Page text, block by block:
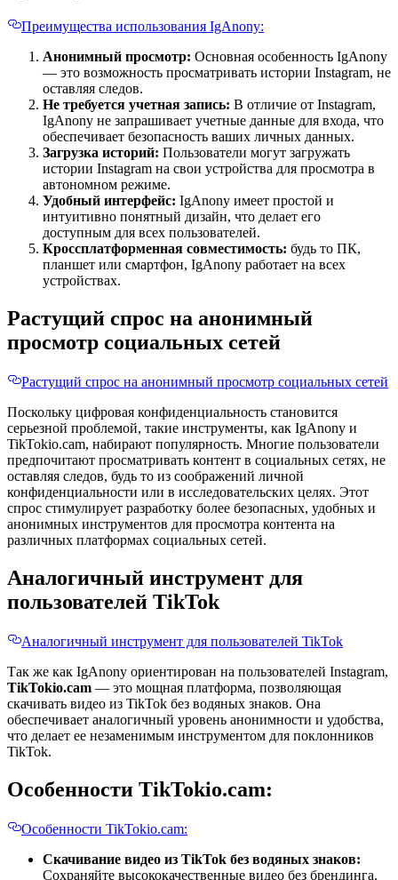
Преимущества использования IgAnony:
Анонимный просмотр: Основная особенность IgAnony
— это возможность просматривать истории Instagram, не
оставляя следов.
Не требуется учетная запись: В отличие от Instagram,
IgAnony не запрашивает учетные данные для входа, что
обеспечивает безопасность ваших личных данных.
Загрузка историй: Пользователи могут загружать
истории Instagram на свои устройства для просмотра в
автономном режиме.
Удобный интерфейс: IgAnony имеет простой и
интуитивно понятный дизайн, что делает его
доступным для всех пользователей.
Кроссплатформенная совместимость: будь то ПК,
планшет или смартфон, IgAnony работает на всех
устройствах.
Растущий спрос на анонимный
просмотр социальных сетей
Растущий спрос на анонимный просмотр социальных сетей
Поскольку цифровая конфиденциальность становится
серьезной проблемой, такие инструменты, как IgAnony и
TikTokio.cam, набирают популярность. Многие пользователи
предпочитают просматривать контент в социальных сетях, не
оставляя следов, будь то из соображений личной
конфиденциальности или в исследовательских целях. Этот
спрос стимулирует разработку более безопасных, удобных и
анонимных инструментов для просмотра контента на
различных платформах социальных сетей.
Аналогичный инструмент для
пользователей TikTok
Аналогичный инструмент для пользователей TikTok
Так же как IgAnony ориентирован на пользователей Instagram,
TikTokio.cam — это мощная платформа, позволяющая
скачивать видео из TikTok без водяных знаков. Она
обеспечивает аналогичный уровень анонимности и удобства,
что делает ее незаменимым инструментом для поклонников
TikTok.
Особенности TikTokio.cam:
Особенности TikTokio.cam:
Скачивание видео из TikTok без водяных знаков:
Сохраняйте высококачественные видео без брендинга.